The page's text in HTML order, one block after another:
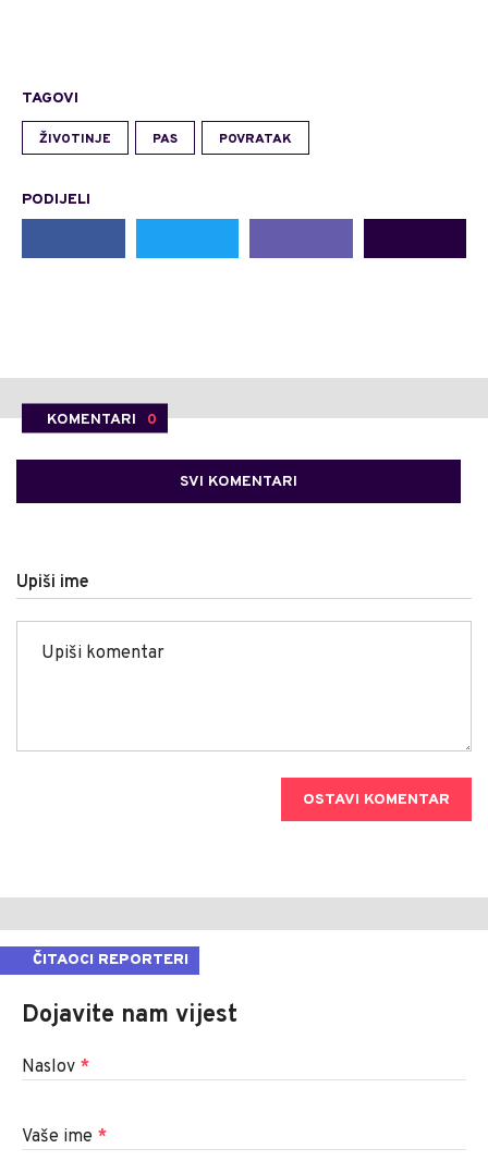
TAGOVI
ŽIVOTINJE PAS POVRATAK
PODIJELI
KOMENTARI 0
SVI KOMENTARI
Upiši ime
OSTAVI KOMENTAR
ČITAOCI REPORTERI
Dojavite nam vijest
Naslov *
Vaše ime *